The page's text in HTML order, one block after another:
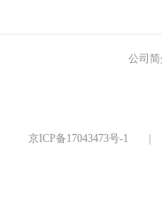
公司简
京ICP备17043473号-1